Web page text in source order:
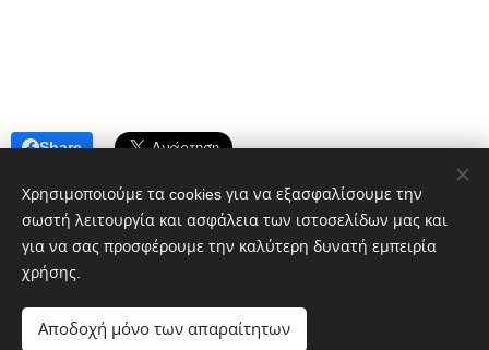
Share
google.com, pub-1496968882359615, DIRECT,
Χρησιμοποιούμε τα cookies για να εξασφαλίσουμε την
σωστή λειτουργία και ασφάλεια των ιστοσελίδων μας και
για να σας προσφέρουμε την καλύτερη δυνατή εμπειρία
χρήσης.
Αποδοχή μόνο των απαραίτητων